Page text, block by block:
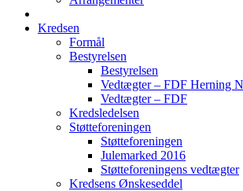
Kredsen
Formål
Bestyrelsen
Bestyrelsen
Vedtægter – FDF Herning
Vedtægter – FDF
Kredsledelsen
Støtteforeningen
Støtteforeningen
Julemarked 2016
Støtteforeningens vedtægter
Kredsens Ønskeseddel